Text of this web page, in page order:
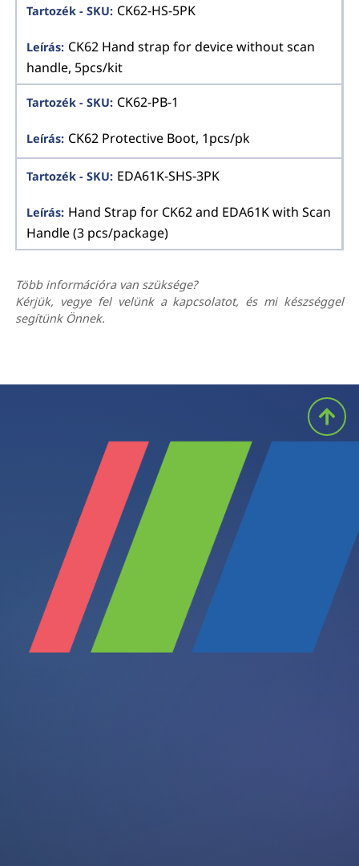
CK62-HS-5PK
CK62 Hand strap for device without scan
handle, 5pcs/kit
CK62-PB-1
CK62 Protective Boot, 1pcs/pk
EDA61K-SHS-3PK
Hand Strap for CK62 and EDA61K with Scan
Handle (3 pcs/package)
Több információra van szüksége?
Kérjük, vegye fel velünk a kapcsolatot, és mi készséggel
segítünk Önnek.